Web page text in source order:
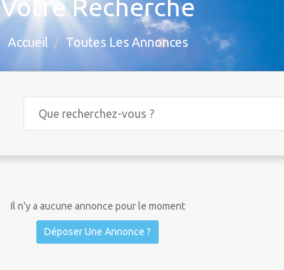
Votre Recherche
Accueil Toutes Les Annonces
Il n'y a aucune annonce pour le moment
Déposer Une Annonce ?